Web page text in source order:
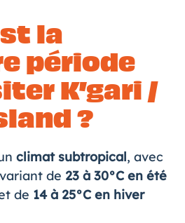
la
période
K’gari /
?
climat subtropical, avec
de 23 à 30°C en été
de 14 à 25°C en hiver